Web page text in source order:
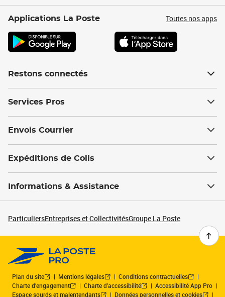
Applications La Poste Toutes nos apps
Restons connectés
Services Pros
Envois Courrier
Expéditions de Colis
Informations & Assistance
ParticuliersEntreprises et CollectivitésGroupe La Poste
Plan du site Mentions légales
Conditions contractuelles
Charte d’engagement
Charte d'accessibilité
Accessibilité App Pro
Espace sourds et malentendants
Données personnelles et cookies